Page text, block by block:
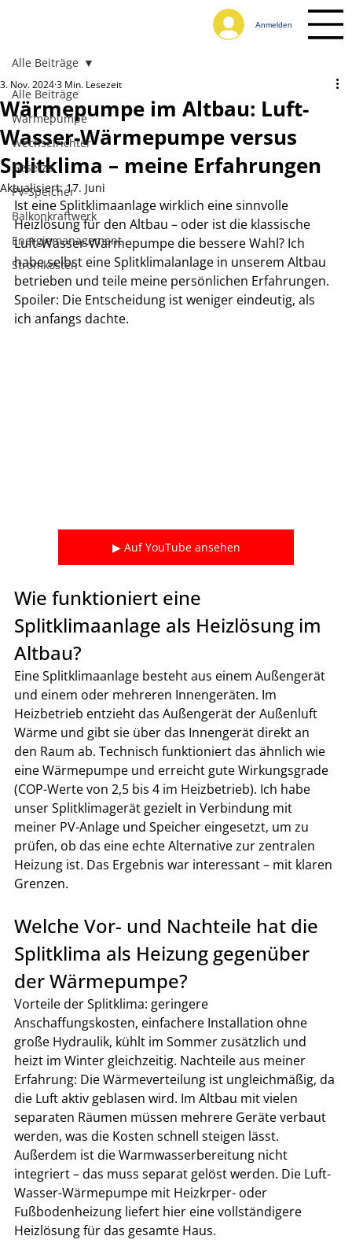
Anmelden
Alle Beiträge
Wärmepumpe
Wechselrichter
Gesetze
PV-Speicher
Balkonkraftwerk
Energiemanagement
Stromkosten
Alle Beiträge
Wärmepumpe im Altbau: Luft-
Wasser-Wärmepumpe versus
Splitklima – meine Erfahrungen
3. Nov. 20243 Min. Lesezeit
Aktualisiert:17. Juni
Ist eine Splitklimaanlage wirklich eine sinnvolle
Heizlösung für den Altbau – oder ist die klassische
Luft-Wasser-Wärmepumpe die bessere Wahl? Ich
habe selbst eine Splitklimalanlage in unserem Altbau
betrieben und teile meine persönlichen Erfahrungen.
Spoiler: Die Entscheidung ist weniger eindeutig, als
ich anfangs dachte.
▶ Auf YouTube ansehen
Wie funktioniert eine
Splitklimaanlage als Heizlösung im
Altbau?
Eine Splitklimaanlage besteht aus einem Außengerät
und einem oder mehreren Innengeräten. Im
Heizbetrieb entzieht das Außengerät der Außenluft
Wärme und gibt sie über das Innengerät direkt an
den Raum ab. Technisch funktioniert das ähnlich wie
eine Wärmepumpe und erreicht gute Wirkungsgrade
(COP-Werte von 2,5 bis 4 im Heizbetrieb). Ich habe
unser Splitklimagerät gezielt in Verbindung mit
meiner PV-Anlage und Speicher eingesetzt, um zu
prüfen, ob das eine echte Alternative zur zentralen
Heizung ist. Das Ergebnis war interessant – mit klaren
Grenzen.
Welche Vor- und Nachteile hat die
Splitklima als Heizung gegenüber
der Wärmepumpe?
Vorteile der Splitklima: geringere
Anschaffungskosten, einfachere Installation ohne
große Hydraulik, kühlt im Sommer zusätzlich und
heizt im Winter gleichzeitig. Nachteile aus meiner
Erfahrung: Die Wärmeverteilung ist ungleichmäßig, da
die Luft aktiv geblasen wird. Im Altbau mit vielen
separaten Räumen müssen mehrere Geräte verbaut
werden, was die Kosten schnell steigen lässt.
Außerdem ist die Warmwasserbereitung nicht
integriert – das muss separat gelöst werden. Die Luft-
Wasser-Wärmepumpe mit Heizkrper- oder
Fußbodenheizung liefert hier eine vollständigere
Heizlösung für das gesamte Haus.